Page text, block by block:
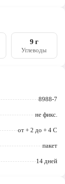
9 г
Углеводы
8988-7
не фикс.
от + 2 до + 4 С
пакет
14 дней